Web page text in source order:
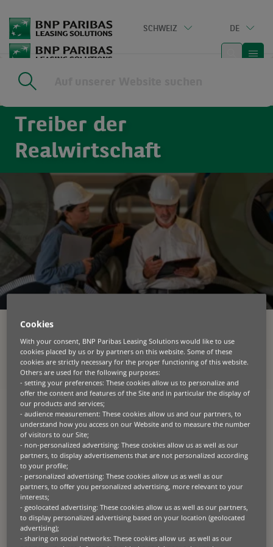
to
main
content
SCHWEIZ DE
Home
Treiber der
Realwirtschaft
In einer Welt im Wandel
entwickeln wir
Finanzierungslösungen, auf
die Menschen weltweit
bauen, die sie ernähren,
bewegen, verbinden, und
heilen.
Bei BNP Paribas Leasing Solutions sind wir darauf
spezialisiert, individuelle Leasing- und andere
Cookies
With your consent, BNP Paribas Leasing Solutions would like to use
cookies placed by us or by partners on this website. Some of these
cookies are strictly necessary for the proper functioning of this website.
Others are used for the following purposes:
- setting your preferences: These cookies allow us to personalize and
offer the content and features of the Site and in particular the display of
our products and services;
- audience measurement: These cookies allow us and our partners, to
understand how you access on our Website and to measure the number
of visitors to our Site;
- non-personalized advertising: These cookies allow us as well as our
partners, to display advertisements that are not personalized according
to your profile;
- personalized advertising: These cookies allow us as well as our
partners, to offer you personalized advertising, more relevant to your
interests;
- geolocated advertising: These cookies allow us as well as our partners,
to display personalized advertising based on your location (geolocated
advertising);
- sharing on social networks: These cookies allow us as well as our